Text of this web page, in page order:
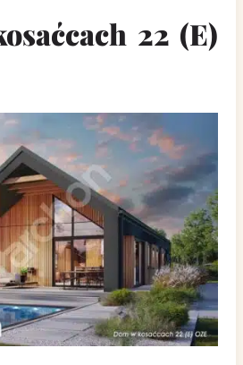
osaćcach 22 (E)